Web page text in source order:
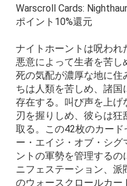
Warscroll Cards:
ポイント10%還元
ナイトホーントは呪わ
悪意によって生者を苦
死の気配が濃厚な地に
ちは人類を苦しめ、諸
存在する。叫び声を上
刃を握りしめ、彼らは
取る。この42枚のカー
ー・エイジ・オブ・シ
ントの軍勢を管理する
ニフェステーション、
のウォースクロールカ